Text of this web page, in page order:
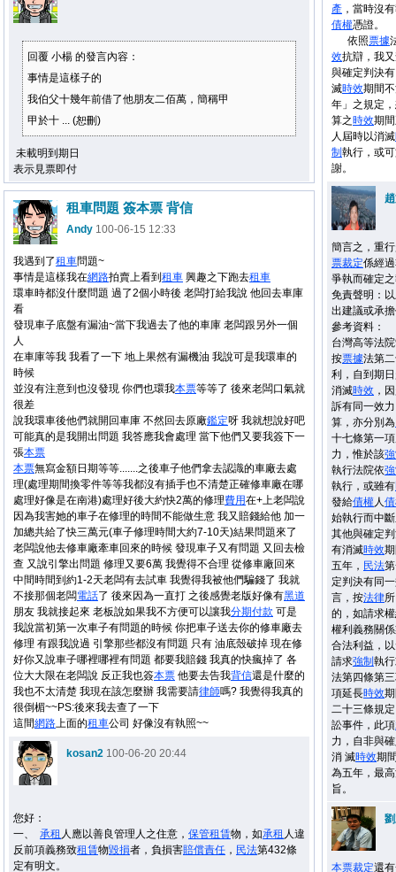
回覆 小楊 的發言內容：
事情是這樣子的
我伯父十幾年前借了他朋友二佰萬，簡稱甲
甲於十 ... (恕刪)
未載明到期日
表示見票即付
產 ，當時沒
債權憑證。
依照票據
效抗辯，我
與確定判決
滅時效期間
年」之規定
算之時效期
人屆時以消滅
制 執行，或
謝。
簡言之，重
票裁定係經
爭執而確定
免責聲明：
出建議或承
參考資料：
台灣高等法
按票據法第
利，自到期
消滅時效 ，
訴有同一效
算，亦分別為
十七條第一
力，惟於該
執行法院依
執行，或雖有
發給債權人
始執行而中
其他與確定
有消滅時效
五年， 民法
定判決有同
言，按法律
的，如請求
權利義務關
合法利益，
請求強制 執
法第四條第
項延長時效
二十三條規
訟事件，此項
力，自非與
消 滅時效期
為五年，最
旨。
本票裁定還
租車問題 簽本票 背信
Andy 100-06-15 12:33
我遇到了租車問題~
事情是這樣我在網路拍賣上看到 租車 興趣之下跑去租車
環車時都沒什麼問題 過了2個小時後 老闆打給我說 他回去車庫
看
發現車子底盤有漏油~當下我過去了他的車庫 老闆跟另外一個
人
在車庫等我 我看了一下 地上果然有漏機油 我說可是我環車的
時候
並沒有注意到也沒發現 你們也環我本票等等了 後來老闆口氣就
很差
說我環車後他們就開回車庫 不然回去原廠鑑定呀 我就想說好吧
可能真的是我開出問題 我答應我會處理 當下他們又要我簽下一
張本票
本票無寫金額日期等等.......之後車子他們拿去認識的車廠去處
理(處理期間換零件等等我都沒有插手也不清楚正確修車廠在哪
處理好像是在南港)處理好後大約快2萬的修理費用在+上老闆說
因為我害她的車子在修理的時間不能做生意 我又賠錢給他 加一
加總共給了快三萬元(車子修理時間大約7-10天)結果問題來了
老闆說他去修車廠牽車回來的時候 發現車子又有問題 又回去檢
查 又說引擎出問題 修理又要6萬 我覺得不合理 從修車廠回來
中間時間到約1-2天老闆有去試車 我覺得我被他們騙錢了 我就
不接那個老闆電話了 後來因為一直打 之後感覺老版好像有黑道
朋友 我就接起來 老板說如果我不方便可以讓我分期付款 可是
我說當初第一次車子有問題的時候 你把車子送去你的修車廠去
修理 有跟我說過 引擎那些都沒有問題 只有 油底殼破掉 現在修
好你又說車子哪裡哪裡有問題 都要我賠錢 我真的快瘋掉了 各
位大大限在老闆說 反正我也簽本票 他要去告我背信還是什麼的
我也不太清楚 我現在該怎麼辦 我需要請律師嗎? 我覺得我真的
很倒楣~~PS:後來我去查了一下
這間網路上面的租車公司 好像沒有執照~~
kosan2 100-06-20 20:44
您好：
一、 承租 人應以善良管理人之住意， 保管租賃物，如承租 人違
反前項義務致租賃物毀損者，負損害賠償責任 ， 民法第432條
定有明文。